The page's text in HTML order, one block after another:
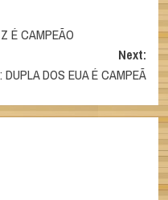
É CAMPEÃO
Next:
DOS EUA É CAMPEÃ